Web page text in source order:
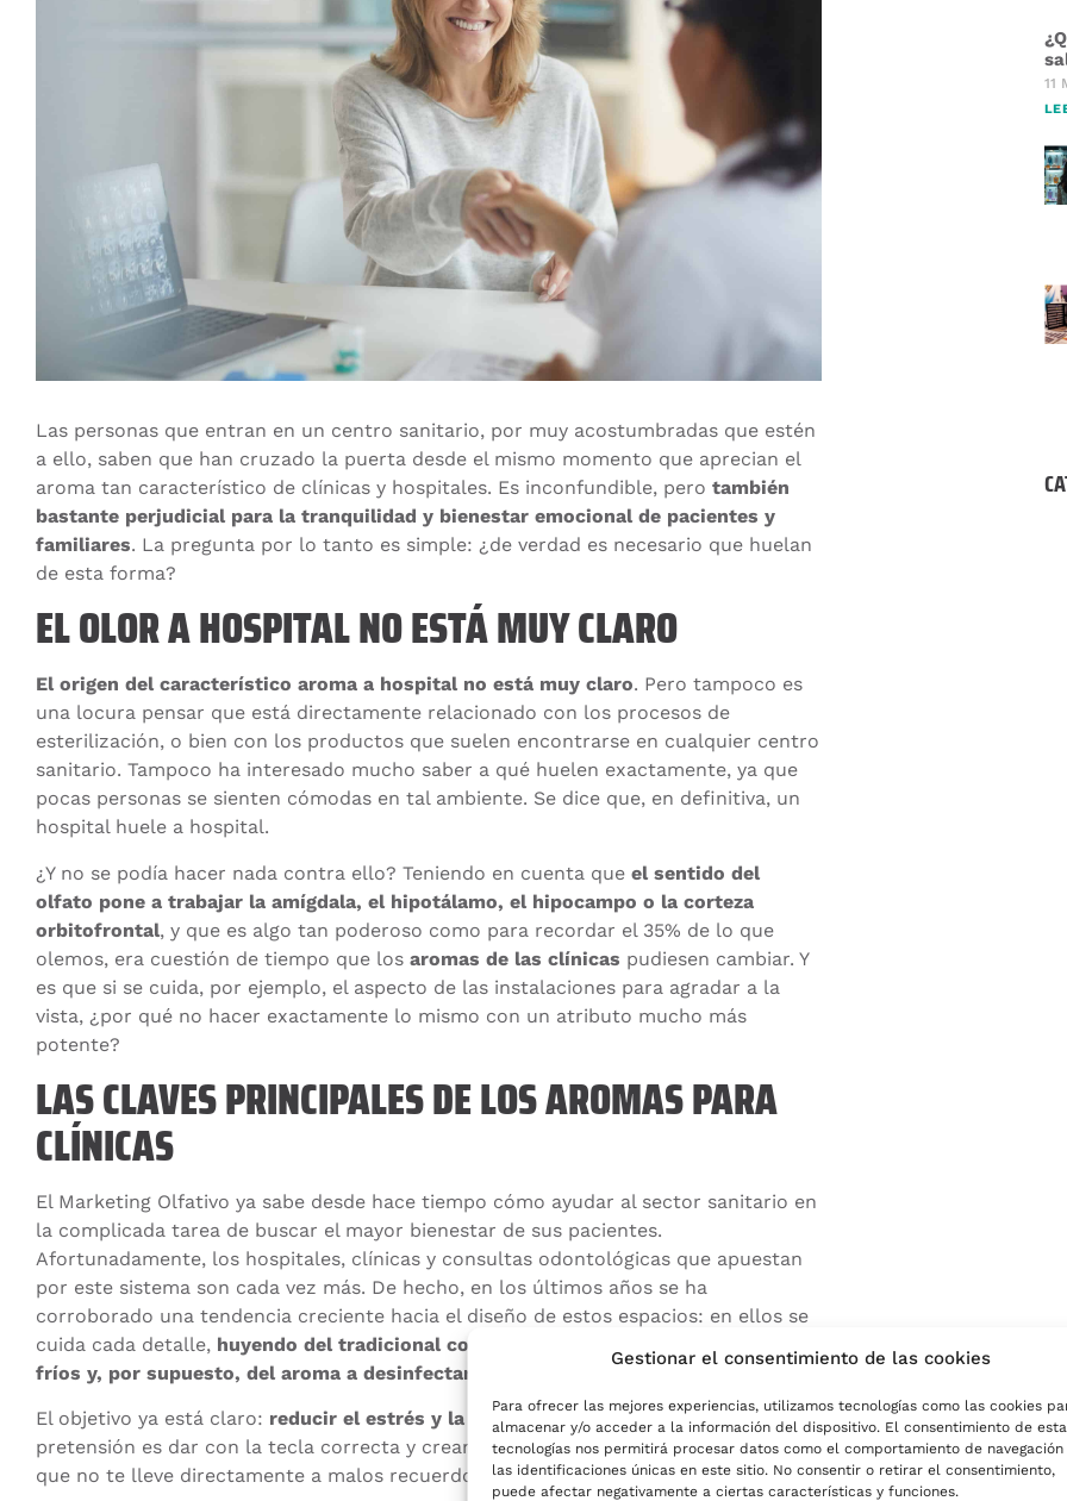
Gestionar el consentimiento de las cookies
Para ofrecer las mejores experiencias, utilizamos tecnologías como las cookies
almacenar y/o acceder a la información del dispositivo. El consentimiento de
tecnologías nos permitirá procesar datos como el comportamiento de navegación
las identificaciones únicas en este sitio. No consentir o retirar el consentimiento,
puede afectar negativamente a ciertas características y funciones.
Las personas que entran en un centro sanitario, por muy acostumbradas que estén
a ello, saben que han cruzado la puerta desde el mismo momento que aprecian el
aroma tan característico de clínicas y hospitales. Es inconfundible, pero también
bastante perjudicial para la tranquilidad y bienestar emocional de pacientes y
familiares. La pregunta por lo tanto es simple: ¿de verdad es necesario que huelan
de esta forma?
EL OLOR A HOSPITAL NO ESTÁ MUY CLARO
El origen del característico aroma a hospital no está muy claro. Pero tampoco es
una locura pensar que está directamente relacionado con los procesos de
esterilización, o bien con los productos que suelen encontrarse en cualquier centro
sanitario. Tampoco ha interesado mucho saber a qué huelen exactamente, ya que
pocas personas se sienten cómodas en tal ambiente. Se dice que, en definitiva, un
hospital huele a hospital.
¿Y no se podía hacer nada contra ello? Teniendo en cuenta que el sentido del
olfato pone a trabajar la amígdala, el hipotálamo, el hipocampo o la corteza
orbitofrontal, y que es algo tan poderoso como para recordar el 35% de lo que
olemos, era cuestión de tiempo que los aromas de las clínicas pudiesen cambiar. Y
es que si se cuida, por ejemplo, el aspecto de las instalaciones para agradar a la
vista, ¿por qué no hacer exactamente lo mismo con un atributo mucho más
potente?
LAS CLAVES PRINCIPALES DE LOS AROMAS PARA
CLÍNICAS
El Marketing Olfativo ya sabe desde hace tiempo cómo ayudar al sector sanitario en
la complicada tarea de buscar el mayor bienestar de sus pacientes.
Afortunadamente, los hospitales, clínicas y consultas odontológicas que apuestan
por este sistema son cada vez más. De hecho, en los últimos años se ha
corroborado una tendencia creciente hacia el diseño de estos espacios: en ellos se
cuida cada detalle, huyendo del tradicional color blanco (y verde), de los espacios
fríos y, por supuesto, del aroma a desinfectante o Eugenol
El objetivo ya está claro: reducir el estrés y la ansiedad de los visitantes
pretensión es dar con la tecla correcta y crear estancias cálidas con un ambiente
que no te lleve directamente a malos recuerdos asociados a un médico.
11